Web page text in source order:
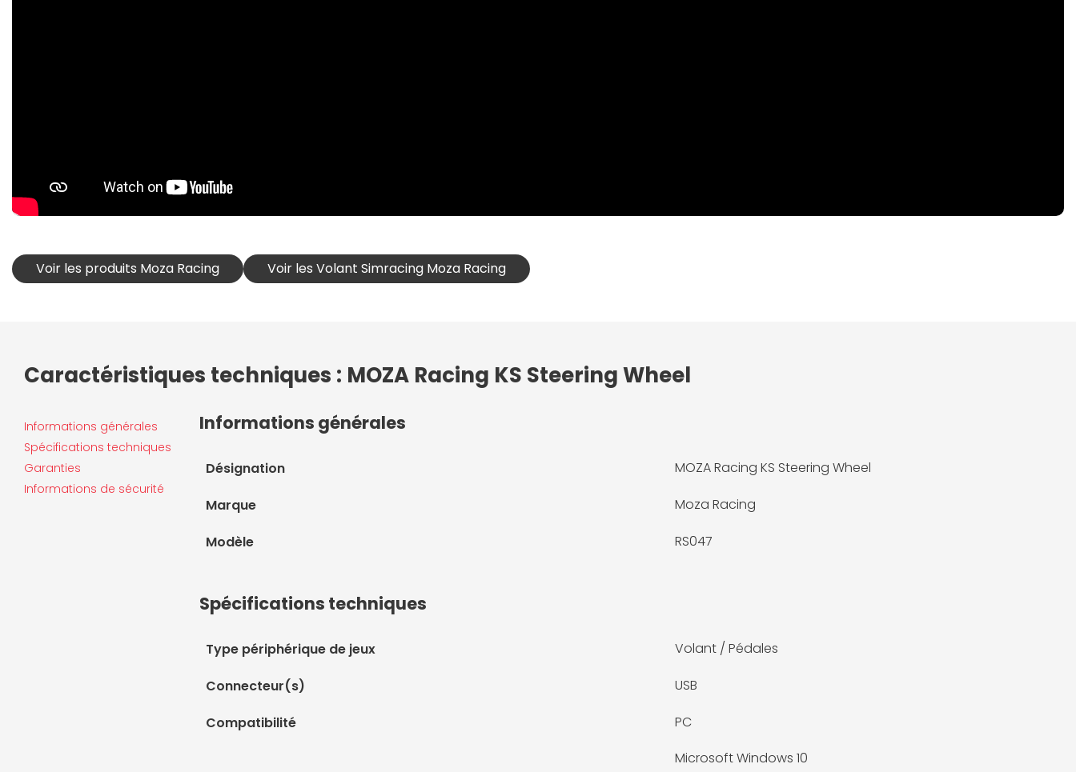
Voir les produits Moza Racing Voir les Volant Simracing Moza Racing
Caractéristiques techniques : MOZA Racing KS Steering Wheel
Informations générales
Spécifications techniques
Garanties
Informations de sécurité
Informations générales
Désignation MOZA Racing KS Steering Wheel
Marque Moza Racing
Modèle RS047
Spécifications techniques
Type périphérique de jeux Volant / Pédales
Connecteur(s) USB
Compatibilité
PC
Microsoft Windows 10